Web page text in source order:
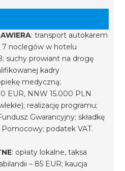
: transport autokarem
7 noclegów w hotelu
suchy prowiant na drogę
kadry
medyczną;
EUR, NNW 15.000 PLN
realizację programu;
Gwarancyjny; składkę
podatek VAT.
: opłaty lokalne, taksa
– 85 EUR; kaucja